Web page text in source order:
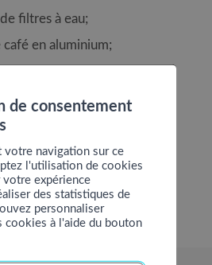
filtres à eau;
café en aluminium;
déchets pouvant être
sac taxé.
de consentement
votre navigation sur ce
l'utilisation de cookies
expérience
des statistiques de
personnaliser
cookies à l'aide du bouton